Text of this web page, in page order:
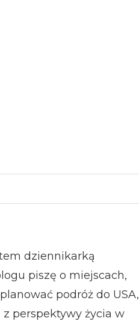
dziennikarką
piszę o miejscach,
podróż do USA,
perspektywy życia w